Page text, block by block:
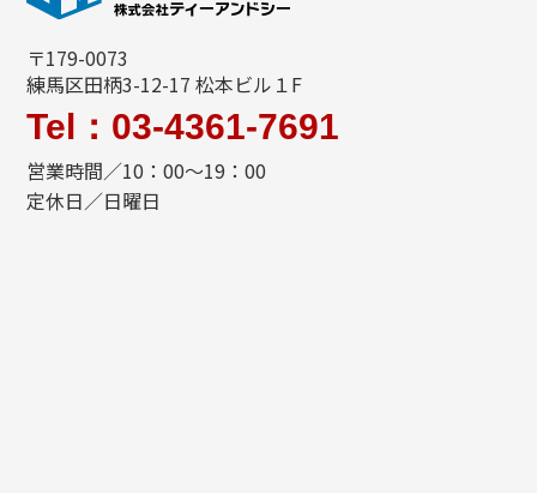
〒179-0073
練馬区田柄3-12-17 松本ビル１F
Tel：03-4361-7691
営業時間／10：00～19：00
定休日／日曜日